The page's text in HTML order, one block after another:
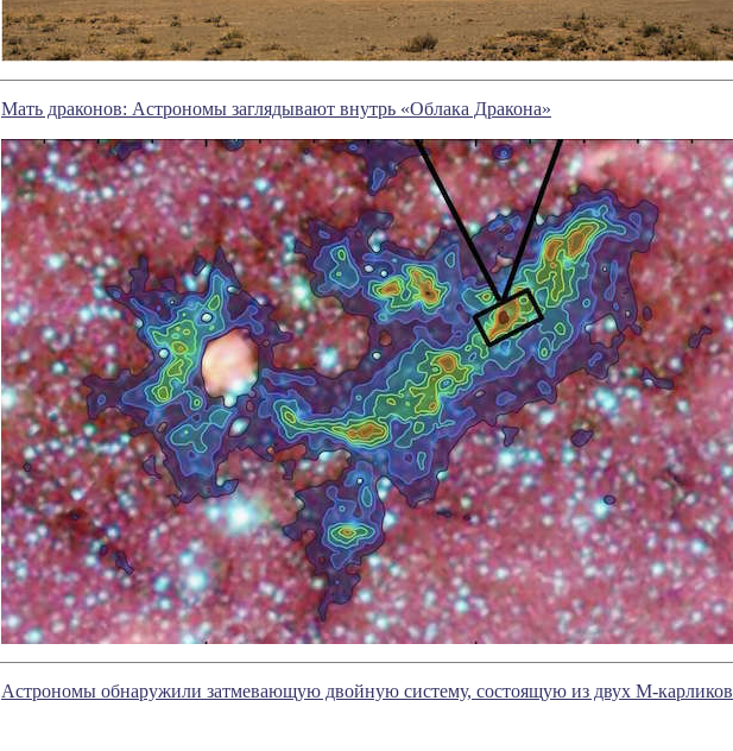
Мать драконов: Астрономы заглядывают внутрь «Облака Дракона»
Астрономы обнаружили затмевающую двойную систему, состоящую из двух М-карликов